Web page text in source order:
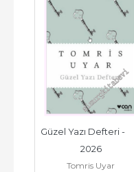
Güzel Yazı Defteri -
2026
Tomris Uyar